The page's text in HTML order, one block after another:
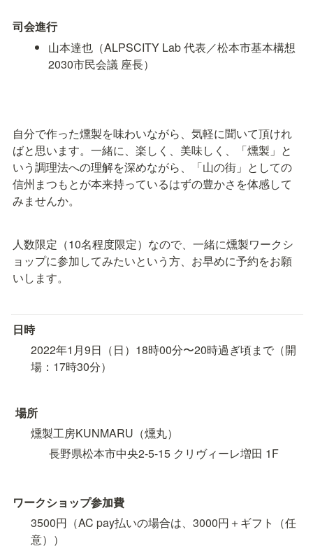
司会進行
山本達也（ALPSCITY Lab 代表／松本市基本構想
2030市民会議 座長）
自分で作った燻製を味わいながら、気軽に聞いて頂けれ
ばと思います。一緒に、楽しく、美味しく、「燻製」と
いう調理法への理解を深めながら、「山の街」としての
信州まつもとが本来持っているはずの豊かさを体感して
みませんか。
人数限定（10名程度限定）なので、一緒に燻製ワークシ
ョップに参加してみたいという方、お早めに予約をお願
いします。
日時
2022年1月9日（日）18時00分〜20時過ぎ頃まで（開
場：17時30分）
場所
燻製工房KUNMARU（燻丸）
長野県松本市中央2-5-15 クリヴィーレ増田 1F
ワークショップ参加費
3500円（AC pay払いの場合は、3000円＋ギフト（任
意））